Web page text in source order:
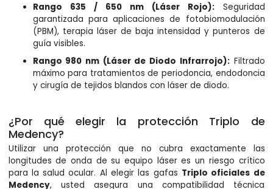
Rango 635 / 650 nm (Láser Rojo):Seguridad
garantizada para aplicaciones de fotobiomodulación
(PBM), terapia láser de baja intensidad y punteros de
guía visibles.
Rango 980 nm (Láser de Diodo Infrarrojo):Filtrado
máximo para tratamientos de periodoncia, endodoncia
y cirugía de tejidos blandos con láser de diodo.
¿Por qué elegir la protección Triplo de
Medency?
Utilizar una protección que no cubra exactamente las
longitudes de onda de su equipo láser es un riesgo crítico
para la salud ocular. Al elegir las gafas Triplo oficiales de
Medency, usted asegura una compatibilidad técnica